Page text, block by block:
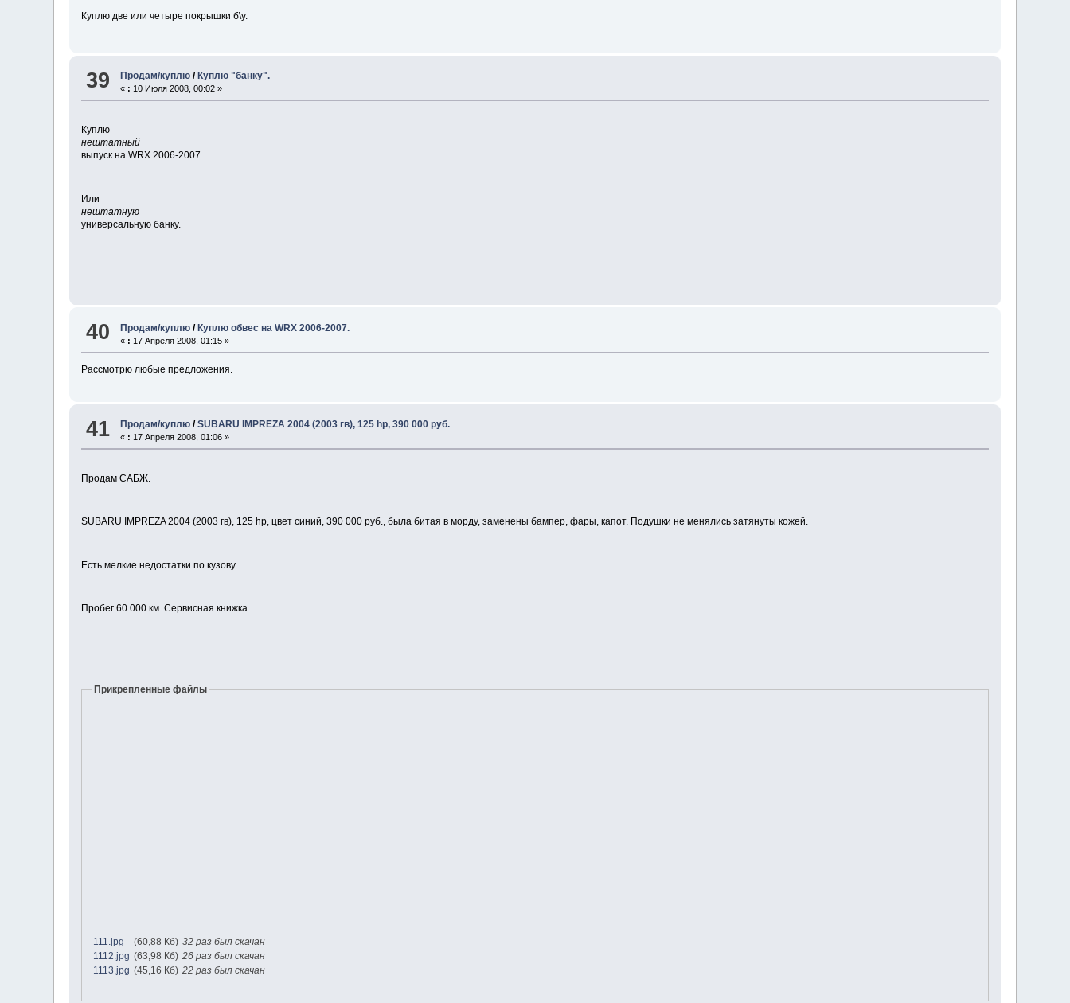
Куплю две или четыре покрышки б\у.
39 Продам/куплю / Куплю "банку".
« : 10 Июля 2008, 00:02 »
Куплю
нештатный
выпуск на WRX 2006-2007.
Или
нештатную
универсальную банку.
40 Продам/куплю /Куплю обвес на WRX 2006-2007.
« : 17 Апреля 2008, 01:15 »
Рассмотрю любые предложения.
41 Продам/куплю /SUBARU IMPREZA 2004 (2003 гв), 125 hp, 390 000 руб.
« : 17 Апреля 2008, 01:06 »
Продам САБЖ.
SUBARU IMPREZA 2004 (2003 гв), 125 hp, цвет синий, 390 000 руб., была битая в морду, заменены бампер, фары, капот. Подушки не менялись затянуты кожей.
Есть мелкие недостатки по кузову.
Пробег 60 000 км. Сервисная книжка.
Прикрепленные файлы
111.jpg (60,88 Кб) 32 раз был скачан
1112.jpg (63,98 Кб) 26 раз был скачан
1113.jpg (45,16 Кб) 22 раз был скачан